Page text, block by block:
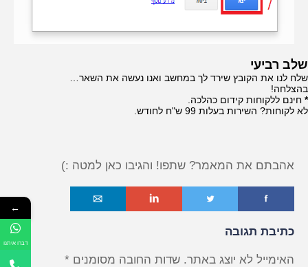
שלב רביעי
שלח לנו את הקובץ שירד לך במחשב ואנו נעשה את השאר…
בהצלחה!
* חינם ללקוחות קידום כהלכה.
לא לקוחות? השירות בעלות 99 ש"ח לחודש.
אהבתם את המאמר? שתפו! והגיבו כאן למטה :)
f
t
i
o
כתיבת תגובה
האימייל לא יוצג באתר. שדות החובה מסומנים *
←
דברו איתנו